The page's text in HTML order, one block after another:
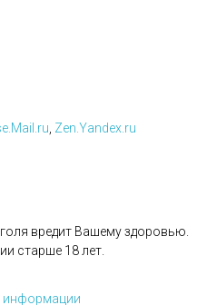
Zen.Yandex.ru
вредит Вашему здоровью.
старше 18 лет.
информации